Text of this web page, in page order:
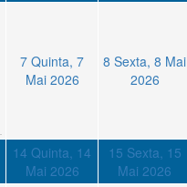
7 Quinta, 7
Mai 2026
8 Sexta, 8 Mai
2026
14 Quinta, 14
Mai 2026
15 Sexta, 15
Mai 2026